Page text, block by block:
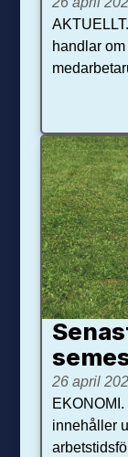
handlar
26 april
innehåller